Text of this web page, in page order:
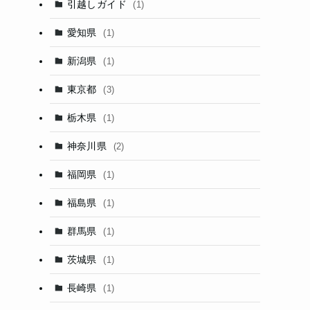
引越しガイド (1)
愛知県 (1)
新潟県 (1)
東京都 (3)
栃木県 (1)
神奈川県 (2)
福岡県 (1)
福島県 (1)
群馬県 (1)
茨城県 (1)
長崎県 (1)